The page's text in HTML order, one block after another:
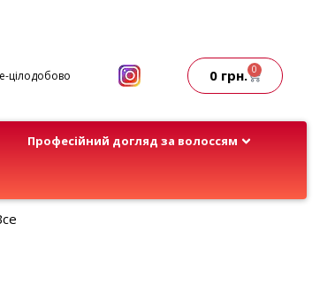
цілодобово 0 грн. 0
Професійний догляд за волоссям